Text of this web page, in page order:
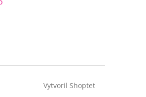
Vytvoril Shoptet